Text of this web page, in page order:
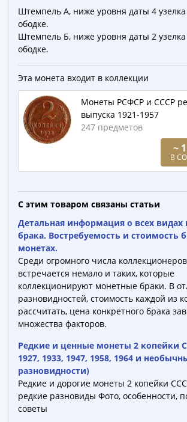
РСФСР
РСФСР
(1921-
1958)
Юбилейные
памятные
Наборы
коллекции
Монеты
Российской
империи
Николай
(1894-
1917)
Александр
(1881-
Штемпель А, ниже уровня даты 4
ободке.
Штемпель Б, ниже уровня даты 2
ободке.
Эта монета входит в коллекции
Монеты РСФСР и СССР
выпуска 1921-1957
247 предметов
~
В
С этим товаром связаны статьи
Детальная информация о всех видах
брака. Востребуемость и стоимость
монетах.
Среди огромного числа
встречается немало и таких, которые
коллекционируют монетные браки. В
разновидностей, стоимость каждой из
рассчитать, цена конкретного брака
множества факторов.
Редкие и ценные монеты 2 копейки
1927, 1933, 1947, 1958, 1964 и
разновидности)
Редкие и дорогие монеты 2 копейки
редкие разновиды Фото, особенности,
советы